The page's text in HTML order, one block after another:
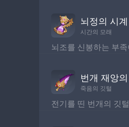
뇌정의 시계
시간의 모래
뇌조를 신봉하는 부
번개 재앙
죽음의 깃털
전기를 띤 번개의 깃